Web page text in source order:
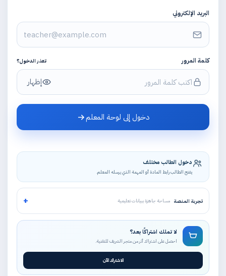
البريد الإلكتروني
كلمة المرور تعذر الدخول؟
إظهار
دخول إلى لوحة المعلم
دخول الطالب مختلف
يفتح الطالب رابط المادة أو المهمة الذي يرسله المعلم.
تجربة المنصة مساحة جاهزة ببيانات تعليمية
لا تملك اشتراكًا بعد؟
احصل على اشتراك أثر من متجر الشريف للتقنية.
الاشتراك الآن